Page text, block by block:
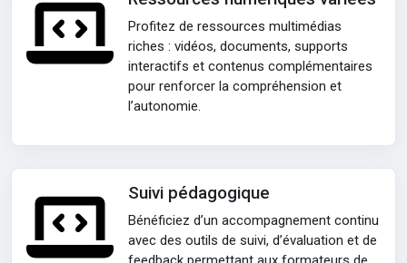
Profitez de ressources multimédias
riches : vidéos, documents, supports
interactifs et contenus complémentaires
pour renforcer la compréhension et
l’autonomie.
Suivi pédagogique
Bénéficiez d’un accompagnement continu
avec des outils de suivi, d’évaluation et de